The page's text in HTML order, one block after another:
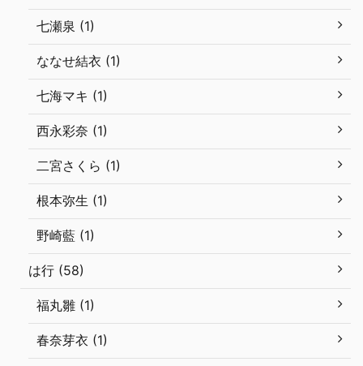
七瀬泉 (1)
ななせ結衣 (1)
七海マキ (1)
西永彩奈 (1)
二宮さくら (1)
根本弥生 (1)
野崎藍 (1)
は行 (58)
福丸雛 (1)
春奈芽衣 (1)